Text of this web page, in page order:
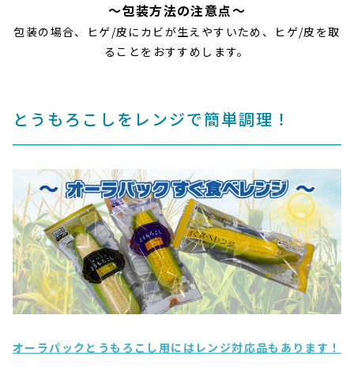
～包装方法の注意点～
包装の場合、ヒゲ/皮にカビが生えやすいため、ヒゲ/皮を取
ることをおすすめします。
とうもろこしをレンジで簡単調理！
オーラパックとうもろこし用にはレンジ対応品もあります！